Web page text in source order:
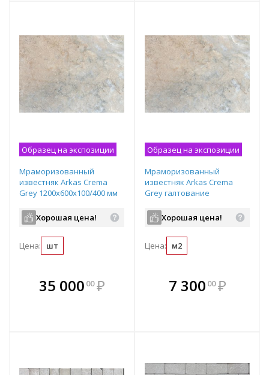
Образец на экспозиции
Мраморизованный
известняк Arkas Crema
Grey 1200х600х100/400 мм
Хорошая цена!
Цена: шт
35 000 00 ₽
В комплекте
всегда выгоднее!
Образец на экспозиции
Мраморизованный
известняк Arkas Crema
Grey галтование
плиткаХорошая цена!
Цена: м2
В комплекте
всегда выгоднее!
7 300 00 ₽